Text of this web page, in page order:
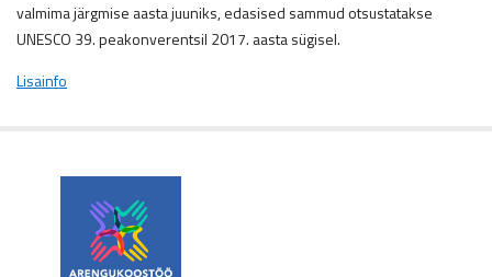
valmima järgmise aasta juuniks, edasised sammud otsustatakse
UNESCO 39. peakonverentsil 2017. aasta sügisel.
Lisainfo